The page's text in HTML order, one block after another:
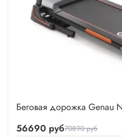
Беговая дорожка Genau
56690 руб70890 руб